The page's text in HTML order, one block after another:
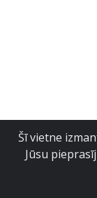
Šī vietne
Jūsu